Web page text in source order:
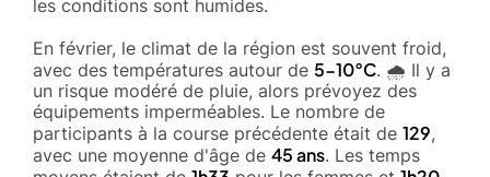
les conditions sont humides.
En février, le climat de la région est souvent froid,
avec des températures autour de 5-10°C. 🌧️ Il y a
un risque modéré de pluie, alors prévoyez des
équipements imperméables. Le nombre de
participants à la course précédente était de 129,
avec une moyenne d'âge de 45 ans. Les temps